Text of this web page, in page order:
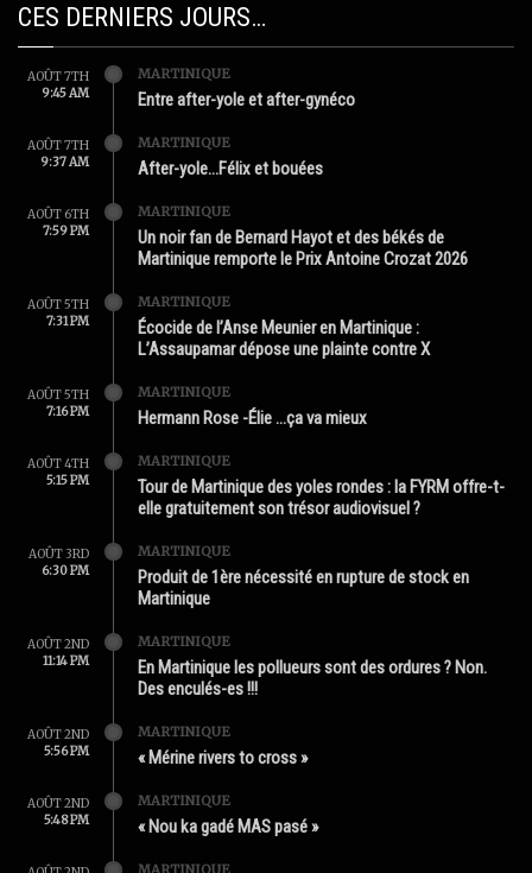
CES DERNIERS JOURS…
AOÛT 7TH
9:45 AM
MARTINIQUE
Entre after-yole et after-gynéco
AOÛT 7TH
9:37 AM
MARTINIQUE
After-yole…Félix et bouées
AOÛT 6TH
7:59 PM
MARTINIQUE
Un noir fan de Bernard Hayot et des békés de
Martinique remporte le Prix Antoine Crozat 2026
AOÛT 5TH
7:31 PM
MARTINIQUE
Écocide de l’Anse Meunier en Martinique :
L’Assaupamar dépose une plainte contre X
AOÛT 5TH
7:16 PM
MARTINIQUE
Hermann Rose -Élie …ça va mieux
AOÛT 4TH
5:15 PM
MARTINIQUE
Tour de Martinique des yoles rondes : la FYRM offre-t-
elle gratuitement son trésor audiovisuel ?
AOÛT 3RD
6:30 PM
MARTINIQUE
Produit de 1ère nécessité en rupture de stock en
Martinique
AOÛT 2ND
11:14 PM
MARTINIQUE
En Martinique les pollueurs sont des ordures ? Non.
Des enculés-es !!!
AOÛT 2ND
5:56 PM
MARTINIQUE
« Mérine rivers to cross »
AOÛT 2ND
5:48 PM
MARTINIQUE
« Nou ka gadé MAS pasé »
MARTINIQUE